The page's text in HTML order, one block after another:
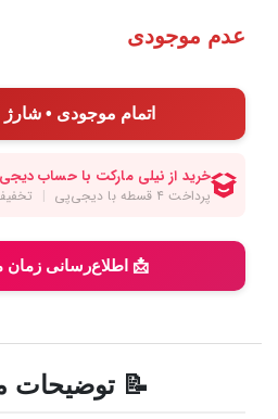
عدم موجودی
اتمام موجودی •
📩 اطلاع‌رسانی
📝